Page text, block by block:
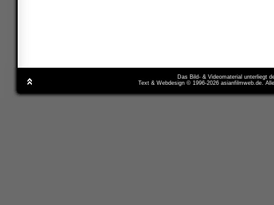
Das Bild- & Videomaterial unterliegt
Text & Webdesign © 1996-2026 asianfilmweb.de.